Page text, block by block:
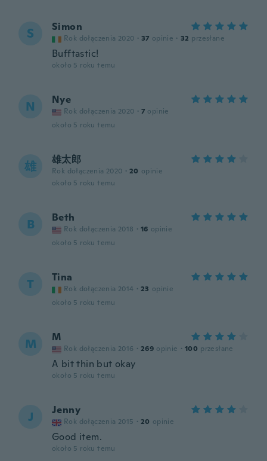
S Simon
Rok dołączenia 2020 · 37 opinie · 32 przesłane
Bufftastic!
około 5 roku temu
N Nye
Rok dołączenia 2020 · 7 opinie
około 5 roku temu
雄 雄太郎
Rok dołączenia 2020 · 20 opinie
około 5 roku temu
B Beth
Rok dołączenia 2018 · 16 opinie
około 5 roku temu
T Tina
Rok dołączenia 2014 · 23 opinie
około 5 roku temu
M M
Rok dołączenia 2016 · 269 opinie · 100 przesłane
A bit thin but okay
około 5 roku temu
J Jenny
Rok dołączenia 2015 · 20 opinie
Good item.
około 5 roku temu